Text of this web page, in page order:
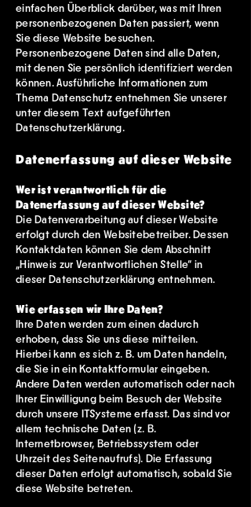
einfachen Überblick darüber, was mit Ihren
personenbezogenen Daten passiert, wenn
Sie diese Website besuchen.
Personenbezogene Daten sind alle Daten,
mit denen Sie persönlich identifiziert werden
können. Ausführliche Informationen zum
Thema Datenschutz entnehmen Sie unserer
unter diesem Text aufgeführten
Datenschutzerklärung.
Datenerfassung auf dieser Website
Wer ist verantwortlich für die
Datenerfassung auf dieser Website?
Die Datenverarbeitung auf dieser Website
erfolgt durch den Websitebetreiber. Dessen
Kontaktdaten können Sie dem Abschnitt
„Hinweis zur Verantwortlichen Stelle“ in
dieser Datenschutzerklärung entnehmen.
Wie erfassen wir Ihre Daten?
Ihre Daten werden zum einen dadurch
erhoben, dass Sie uns diese mitteilen.
Hierbei kann es sich z. B. um Daten handeln,
die Sie in ein Kontaktformular eingeben.
Andere Daten werden automatisch oder nach
Ihrer Einwilligung beim Besuch der Website
durch unsere ITSysteme erfasst. Das sind vor
allem technische Daten (z. B.
Internetbrowser, Betriebssystem oder
Uhrzeit des Seitenaufrufs). Die Erfassung
dieser Daten erfolgt automatisch, sobald Sie
diese Website betreten.